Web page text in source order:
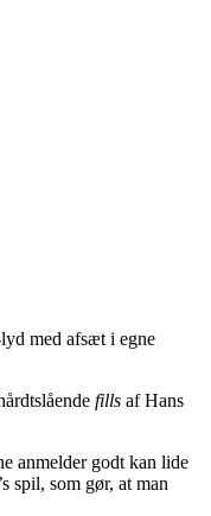
med afsæt i egne
fills af Hans
anmelder godt kan lide
spil, som gør, at man